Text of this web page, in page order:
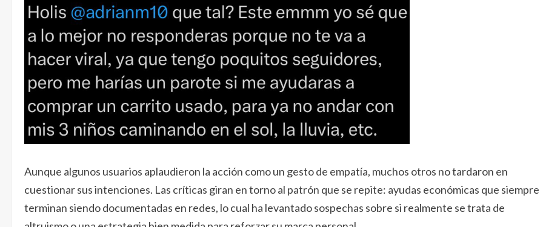
Aunque algunos usuarios aplaudieron la acción como un gesto de empatía, muchos otros no tardaron en
cuestionar sus intenciones. Las críticas giran en torno al patrón que se repite: ayudas económicas que siempre
terminan siendo documentadas en redes, lo cual ha levantado sospechas sobre si realmente se trata de